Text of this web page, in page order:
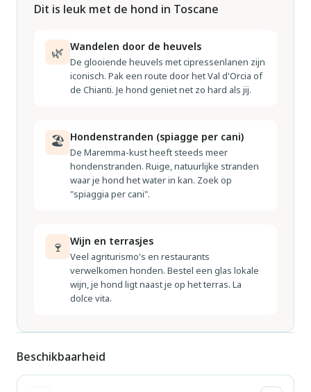
Dit is leuk met de hond in Toscane
🌿 Wandelen door de heuvels
De glooiende heuvels met cipressenlanen zijn
iconisch. Pak een route door het Val d'Orcia of
de Chianti. Je hond geniet net zo hard als jij.
🏖 Hondenstranden (spiagge per cani)
De Maremma-kust heeft steeds meer
hondenstranden. Ruige, natuurlijke stranden
waar je hond het water in kan. Zoek op
"spiaggia per cani".
🍷 Wijn en terrasjes
Veel agriturismo's en restaurants
verwelkomen honden. Bestel een glas lokale
wijn, je hond ligt naast je op het terras. La
dolce vita.
Beschikbaarheid